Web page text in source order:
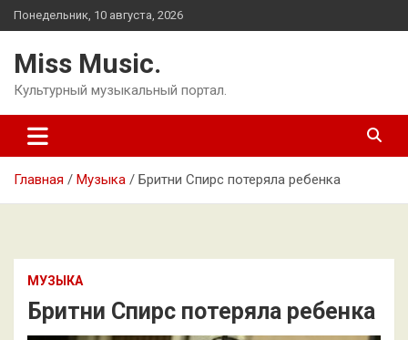
Перейти
к
Понедельник, 10 августа, 2026
Miss Music.
Культурный музыкальный портал.
Главная Музыка Бритни Спирс потеряла ребенка
МУЗЫКА
Бритни Спирс потеряла ребенка